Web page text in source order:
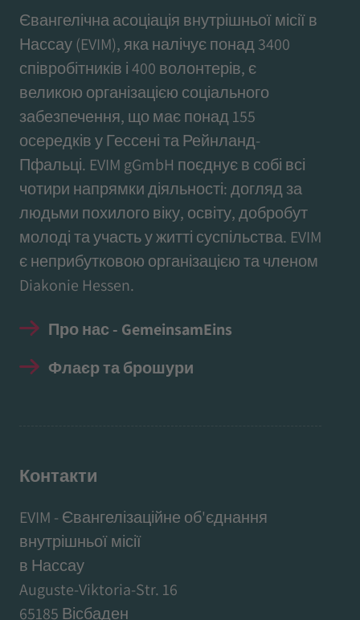
Євангелічна асоціація внутрішньої місії в
Нассау (EVIM), яка налічує понад 3400
співробітників і 400 волонтерів, є
великою організацією соціального
забезпечення, що має понад 155
осередків у Гессені та Рейнланд-
Пфальці. EVIM gGmbH поєднує в собі всі
чотири напрямки діяльності: догляд за
людьми похилого віку, освіту, добробут
молоді та участь у житті суспільства. EVIM
є неприбутковою організацією та членом
Diakonie Hessen.
Про нас - GemeinsamEins
Флаєр та брошури
Контакти
EVIM - Євангелізаційне об'єднання
внутрішньої місії
в Нассау
Auguste-Viktoria-Str. 16
65185 Вісбаден